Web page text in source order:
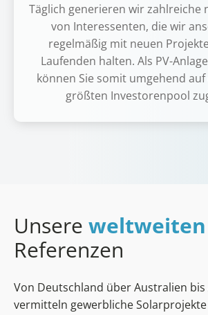
Täglich generieren wir zahlreiche
von Interessenten, die wir
regelmäßig mit neuen
Laufenden halten. Als PV-
können Sie somit umgehend
größten Investorenpool
Unsere weltweiten
Referenzen
Von Deutschland über Australien bis
vermitteln gewerbliche Solarprojekte